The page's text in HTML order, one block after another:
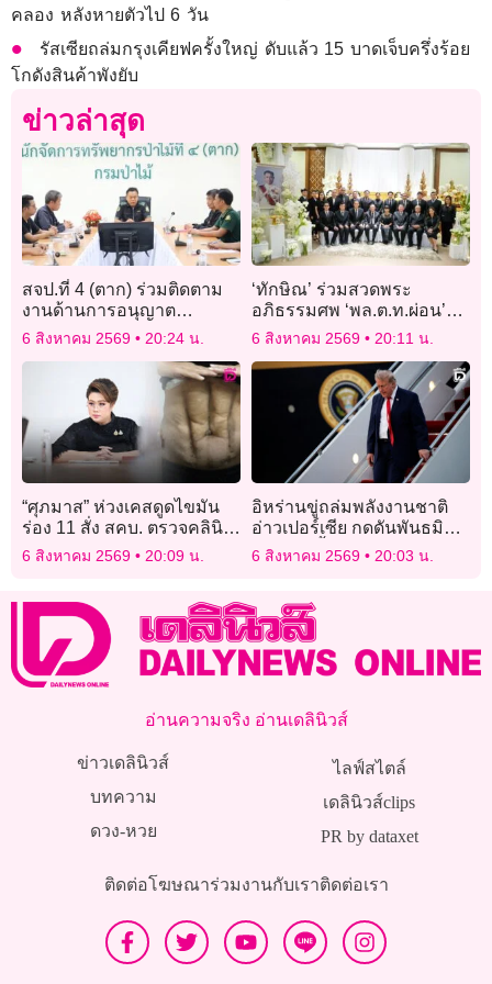
คลอง หลังหายตัวไป 6 วัน
รัสเซียถล่มกรุงเคียฟครั้งใหญ่ ดับแล้ว 15 บาดเจ็บครึ่งร้อย
โกดังสินค้าพังยับ
ข่าวล่าสุด
สจป.ที่ 4 (ตาก) ร่วมติดตาม
งานด้านการอนุญาต
อุตสาหกรรมไม้ ยกระดับ
6 สิงหาคม 2569 20:24 น.
‘ทักษิณ’ ร่วมสวดพระ
อภิธรรมศพ ‘พล.ต.ท.ผ่อน’
พ่อตา ‘อดีตนายกฯเศรษฐา’
6 สิงหาคม 2569 20:11 น.
“ศุภมาส” ห่วงเคสดูดไขมัน
ร่อง 11 สั่ง สคบ. ตรวจคลินิก
เสริมความงาม
6 สิงหาคม 2569 20:09 น.
อิหร่านขู่ถล่มพลังงานชาติ
อ่าวเปอร์เซีย กดดันพันธมิตร
สหรัฐยับยั้ง “ทรัมป์”
6 สิงหาคม 2569 20:03 น.
อ่านความจริง อ่านเดลินิวส์
ข่าวเดลินิวส์
บทความ
ดวง-หวย
ไลฟ์สไตล์
เดลินิวส์clips
PR by dataxet
ติดต่อโฆษณาร่วมงานกับเราติดต่อเรา